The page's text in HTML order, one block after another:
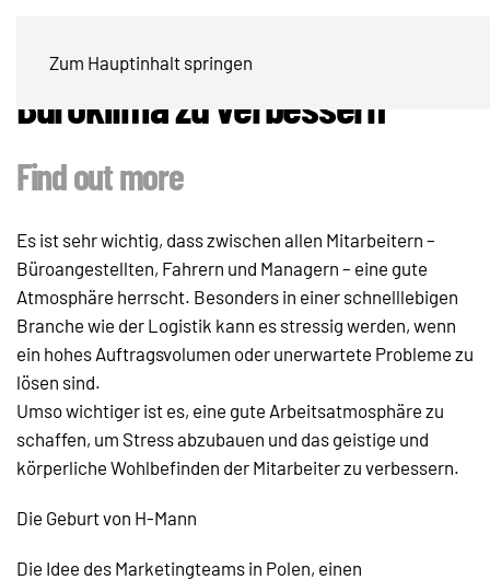
Zum Hauptinhalt springen
Wie H-Mann uns hilft, unser
Büroklima zu verbessern
Find out more
Es ist sehr wichtig, dass zwischen allen Mitarbeitern –
Büroangestellten, Fahrern und Managern – eine gute
Atmosphäre herrscht. Besonders in einer schnelllebigen
Branche wie der Logistik kann es stressig werden, wenn
ein hohes Auftragsvolumen oder unerwartete Probleme zu
lösen sind.
Umso wichtiger ist es, eine gute Arbeitsatmosphäre zu
schaffen, um Stress abzubauen und das geistige und
körperliche Wohlbefinden der Mitarbeiter zu verbessern.
Die Geburt von H-Mann
Die Idee des Marketingteams in Polen, einen